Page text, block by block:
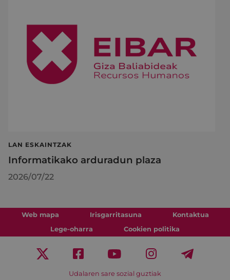
LAN ESKAINTZAK
Informatikako arduradun plaza
2026/07/22
Web mapa Irisgarritasuna
Kontaktua
Lege-oharra
Cookien politika
Udalaren sare sozial guztiak